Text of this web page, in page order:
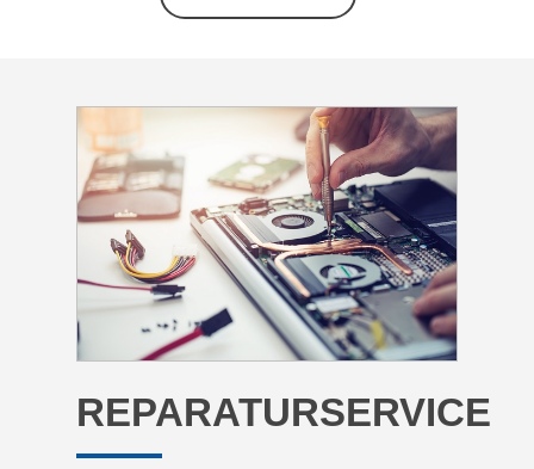
REPARATURSERVICE